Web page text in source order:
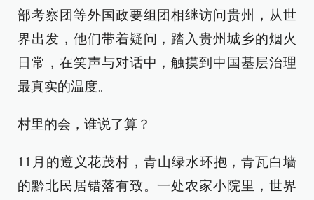
部考察团等外国政要组团相继访问贵州，从世
界出发，他们带着疑问，踏入贵州城乡的烟火
日常，在笑声与对话中，触摸到中国基层治理
最真实的温度。
村里的会，谁说了算？
11月的遵义花茂村，青山绿水环抱，青瓦白墙
的黔北民居错落有致。一处农家小院里，世界